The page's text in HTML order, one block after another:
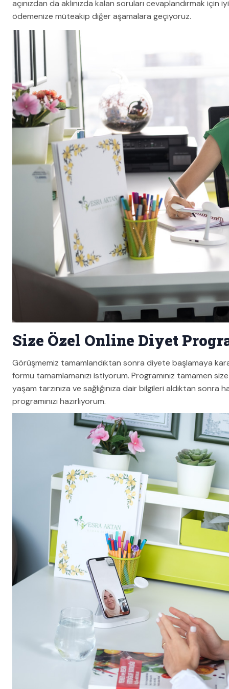
açınızdan da aklınızda kalan soruları cevaplandırmak
ödemenize müteakip diğer aşamalara geçiyoruz.
Size Özel Online Diyet
Görüşmemiz tamamlandıktan sonra diyete başlamaya
formu tamamlamanızı istiyorum. Programınız tamamen
yaşam tarzınıza ve sağlığınıza dair bilgileri aldıktan
programınızı hazırlıyorum.